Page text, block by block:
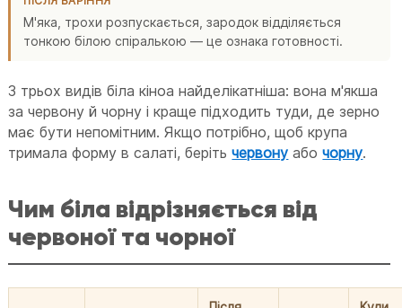
М'яка, трохи розпускається, зародок відділяється
тонкою білою спіралькою — це ознака готовності.
З трьох видів біла кіноа найделікатніша: вона м'якша
за червону й чорну і краще підходить туди, де зерно
має бути непомітним. Якщо потрібно, щоб крупа
тримала форму в салаті, берітьчервону абочорну.
Чим біла відрізняється від
червоної та чорної